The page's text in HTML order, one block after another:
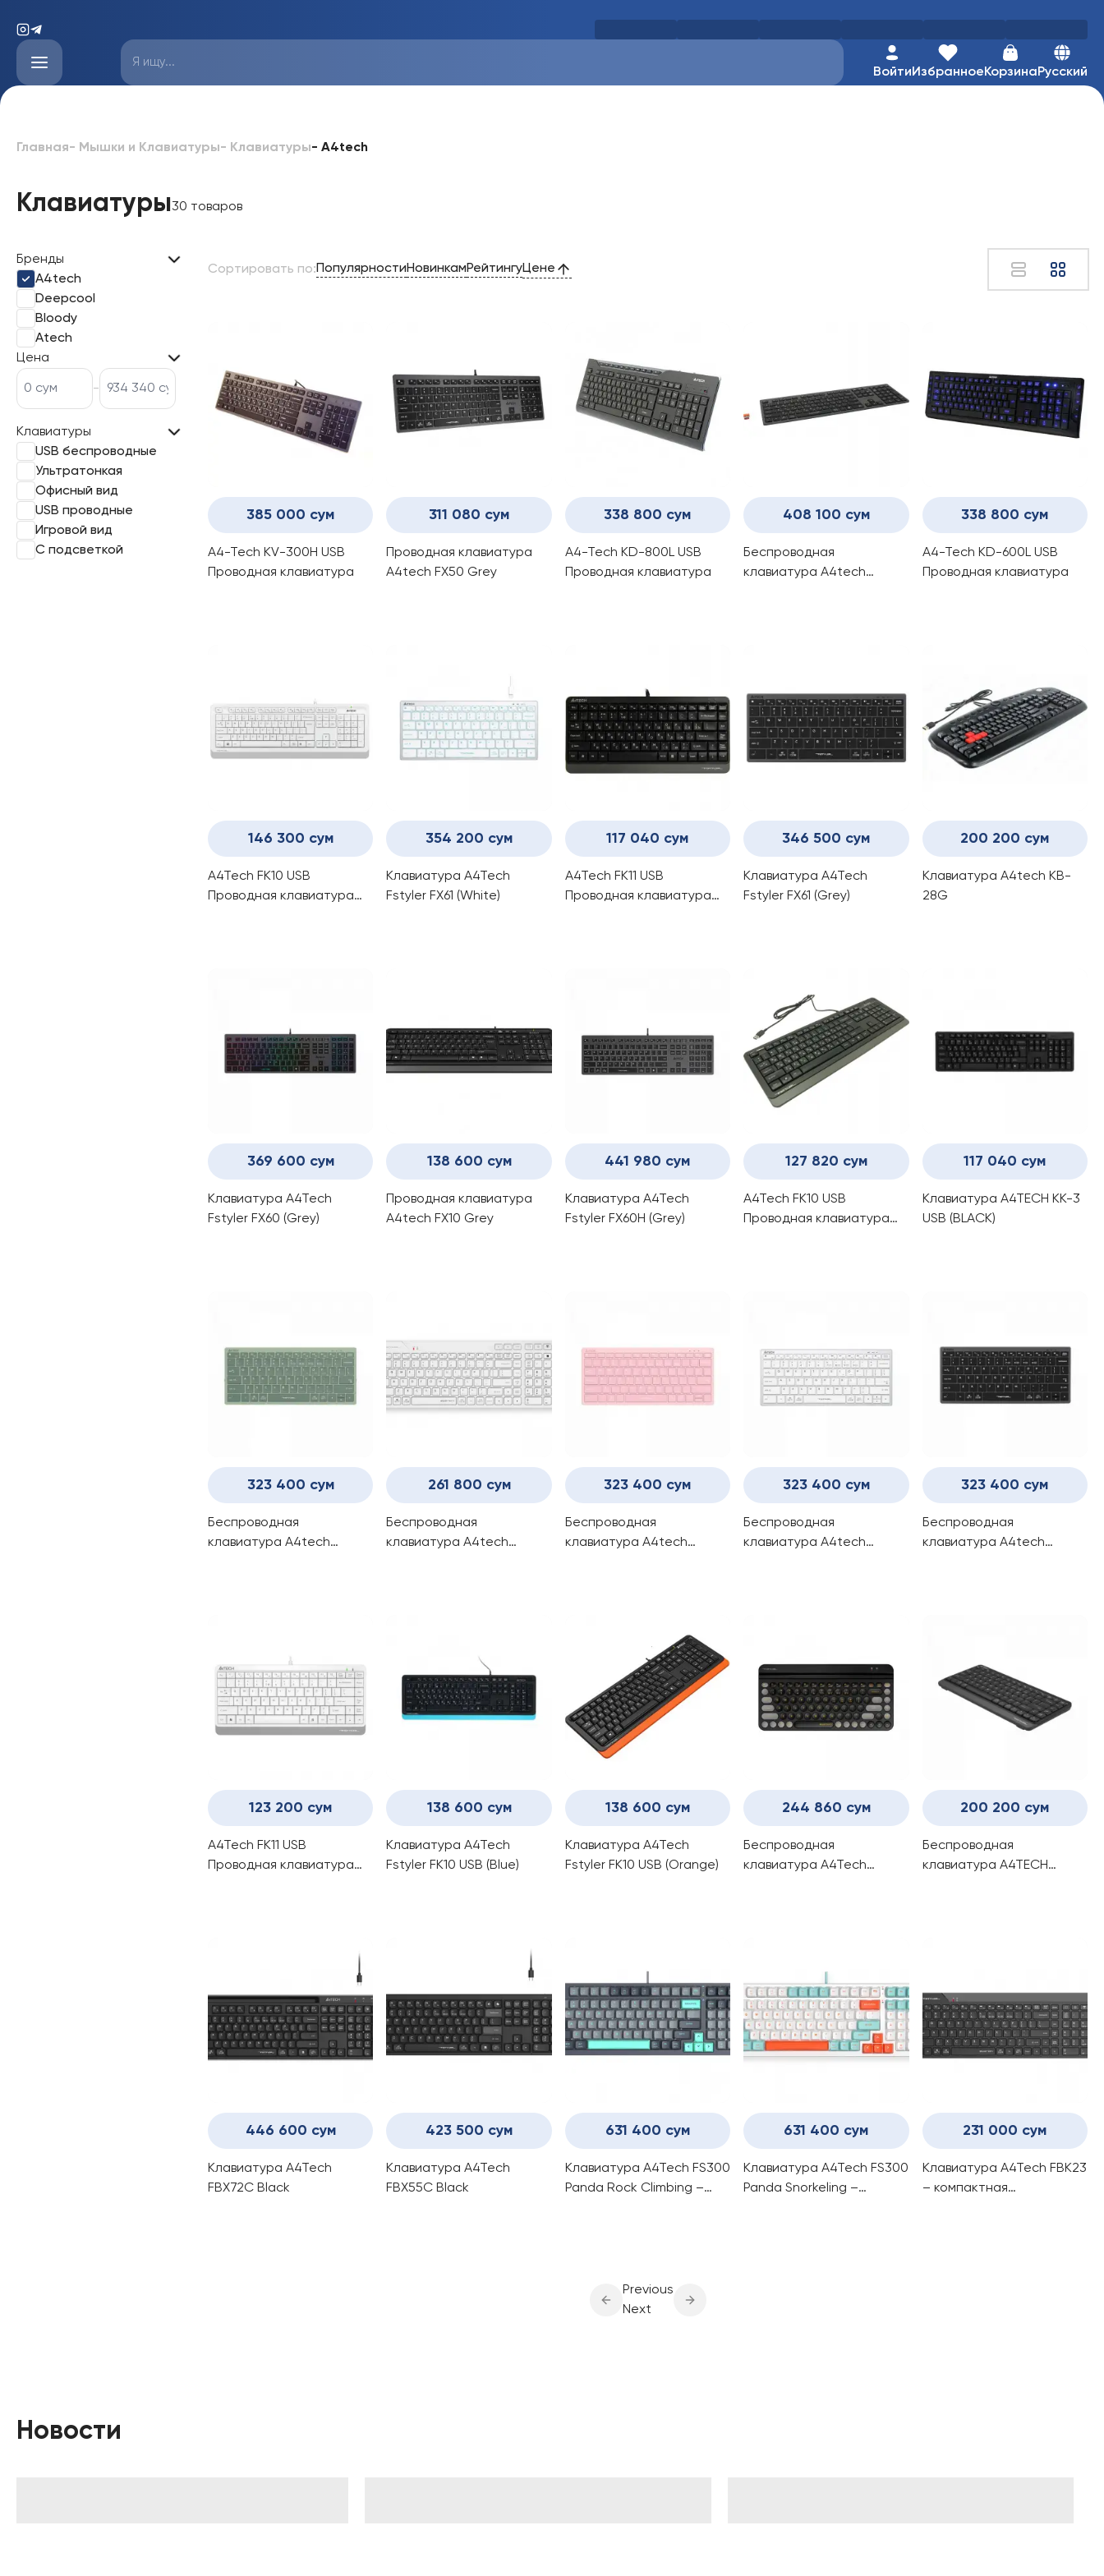
ВойтиИзбранноеКорзинаРусский
Главная- Мышки и Клавиатуры- Клавиатуры- A4tech
Клавиатуры30 товаров
Бренды
A4tech
Deepcool
Bloody
Atech
Цена
-
Клавиатуры
USB беспроводные
Ультратонкая
Офисный вид
USB проводные
Игровой вид
С подсветкой
Сортировать по:ПопулярностиНовинкамРейтингуЦене
385 000 сум
A4-Tech KV-300H USB
Проводная клавиатура
311 080 сум
Проводная клавиатура
A4tech FX50 Grey
338 800 сум
A4-Tech KD-800L USB
Проводная клавиатура
408 100 сум
Беспроводная
клавиатура A4tech
338 800 сум
A4-Tech KD-600L USB
Проводная клавиатура
146 300 сум
A4Tech FK10 USB
Проводная клавиатура
354 200 сум
Клавиатура A4Tech
Fstyler FX61 (White)
117 040 сум
A4Tech FK11 USB
Проводная клавиатура
346 500 сум
Клавиатура A4Tech
Fstyler FX61 (Grey)
200 200 сум
Клавиатура A4tech KB-
28G
369 600 сум
Клавиатура A4Tech
Fstyler FX60 (Grey)
138 600 сум
Проводная клавиатура
A4tech FX10 Grey
441 980 сум
Клавиатура A4Tech
Fstyler FX60H (Grey)
127 820 сум
A4Tech FK10 USB
Проводная клавиатура
117 040 сум
Клавиатура A4TECH KK-3
USB (BLACK)
323 400 сум
Беспроводная
клавиатура A4tech
261 800 сум
Беспроводная
клавиатура A4tech
323 400 сум
Беспроводная
клавиатура A4tech
323 400 сум
Беспроводная
клавиатура A4tech
323 400 сум
Беспроводная
клавиатура A4tech
123 200 сум
A4Tech FK11 USB
Проводная клавиатура
138 600 сум
Клавиатура A4Tech
Fstyler FK10 USB (Blue)
138 600 сум
Клавиатура A4Tech
Fstyler FK10 USB (Orange)
244 860 сум
Беспроводная
клавиатура A4Tech
200 200 сум
Беспроводная
клавиатура A4TECH
446 600 сум
Клавиатура A4Tech
FBX72C Black
423 500 сум
Клавиатура A4Tech
FBX55C Black
631 400 сум
Клавиатура A4Tech FS300
Panda Rock Climbing –
631 400 сум
Клавиатура A4Tech FS300
Panda Snorkeling –
231 000 сум
Клавиатура A4Tech FBK23
– компактная
Previous
Next
Новости